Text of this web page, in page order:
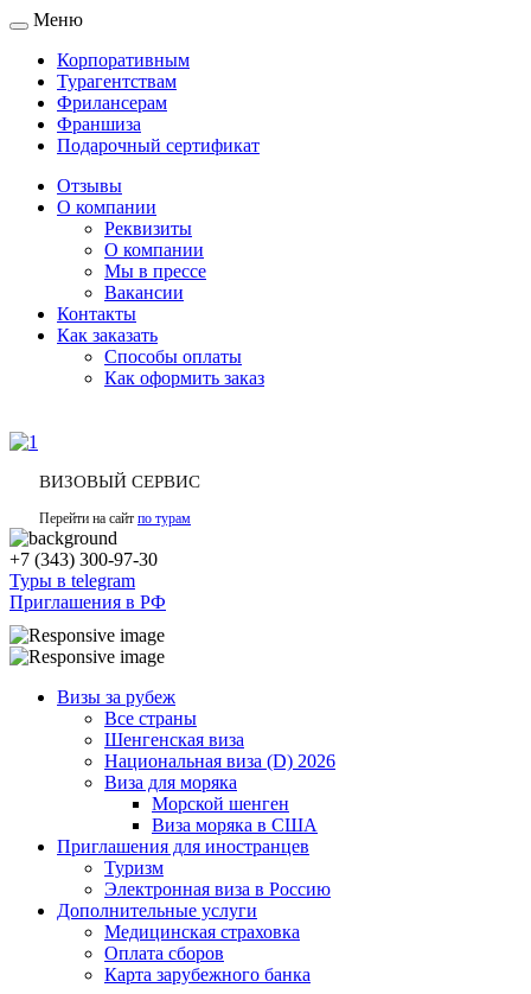
Toggle
navigation
Меню
Корпоративным
Турагентствам
Фрилансерам
Франшиза
Подарочный сертификат
Отзывы
О компании
Реквизиты
О компании
Мы в прессе
Вакансии
Контакты
Как заказать
Способы оплаты
Как оформить заказ
ВИЗОВЫЙ СЕРВИС
Перейти на сайт по турам
+7 (343) 300-97-30
Туры в telegram
Приглашения в РФ
Визы за рубеж
Все страны
Шенгенская виза
Национальная виза (D) 2026
Виза для моряка
Морской шенген
Виза моряка в США
Приглашения для иностранцев
Туризм
Электронная виза в Россию
Дополнительные услуги
Медицинская страховка
Оплата сборов
Карта зарубежного банка